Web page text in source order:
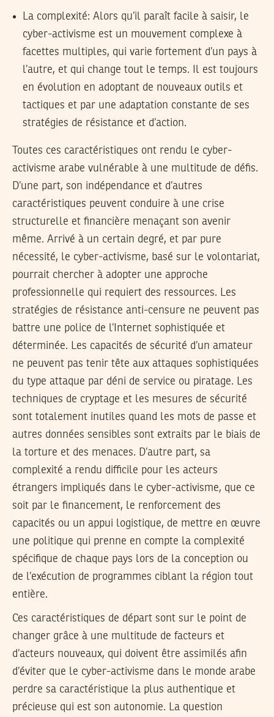
La complexité: Alors qu’il paraît facile à saisir, le
cyber-activisme est un mouvement complexe à
facettes multiples, qui varie fortement d’un pays à
l’autre, et qui change tout le temps. Il est toujours
en évolution en adoptant de nouveaux outils et
tactiques et par une adaptation constante de ses
stratégies de résistance et d’action.
Toutes ces caractéristiques ont rendu le cyber-
activisme arabe vulnérable à une multitude de défis.
D’une part, son indépendance et d’autres
caractéristiques peuvent conduire à une crise
structurelle et financière menaçant son avenir
même. Arrivé à un certain degré, et par pure
nécessité, le cyber-activisme, basé sur le volontariat,
pourrait chercher à adopter une approche
professionnelle qui requiert des ressources. Les
stratégies de résistance anti-censure ne peuvent pas
battre une police de l’Internet sophistiquée et
déterminée. Les capacités de sécurité d’un amateur
ne peuvent pas tenir tête aux attaques sophistiquées
du type attaque par déni de service ou piratage. Les
techniques de cryptage et les mesures de sécurité
sont totalement inutiles quand les mots de passe et
autres données sensibles sont extraits par le biais de
la torture et des menaces. D’autre part, sa
complexité a rendu difficile pour les acteurs
étrangers impliqués dans le cyber-activisme, que ce
soit par le financement, le renforcement des
capacités ou un appui logistique, de mettre en œuvre
une politique qui prenne en compte la complexité
spécifique de chaque pays lors de la conception ou
de l’exécution de programmes ciblant la région tout
entière.
Ces caractéristiques de départ sont sur le point de
changer grâce à une multitude de facteurs et
d’acteurs nouveaux, qui doivent être assimilés afin
d’éviter que le cyber-activisme dans le monde arabe
perdre sa caractéristique la plus authentique et
précieuse qui est son autonomie. La question